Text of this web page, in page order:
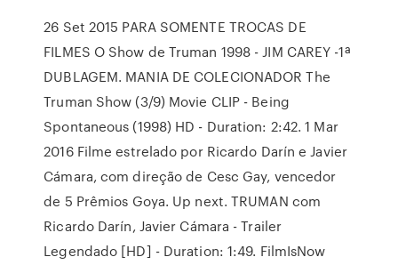
26 Set 2015 PARA SOMENTE TROCAS DE
FILMES O Show de Truman 1998 - JIM CAREY -1ª
DUBLAGEM. MANIA DE COLECIONADOR The
Truman Show (3/9) Movie CLIP - Being
Spontaneous (1998) HD - Duration: 2:42. 1 Mar
2016 Filme estrelado por Ricardo Darín e Javier
Cámara, com direção de Cesc Gay, vencedor
de 5 Prêmios Goya. Up next. TRUMAN com
Ricardo Darín, Javier Cámara - Trailer
Legendado [HD] - Duration: 1:49. FilmIsNow